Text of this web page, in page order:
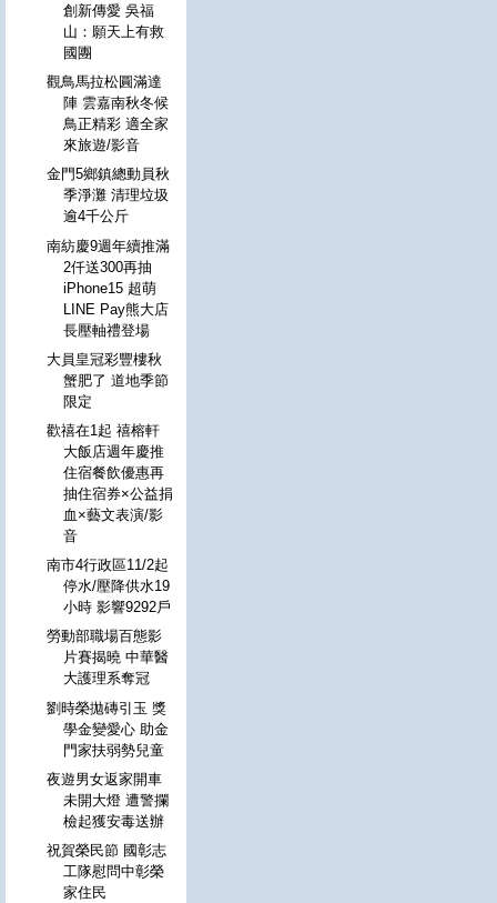
創新傳愛 吳福
山：願天上有救
國團
觀鳥馬拉松圓滿達
陣 雲嘉南秋冬候
鳥正精彩 適全家
來旅遊/影音
金門5鄉鎮總動員秋
季淨灘 清理垃圾
逾4千公斤
南紡慶9週年續推滿
2仟送300再抽
iPhone15 超萌
LINE Pay熊大店
長壓軸禮登場
大員皇冠彩豐樓秋
蟹肥了 道地季節
限定
歡禧在1起 禧榕軒
大飯店週年慶推
住宿餐飲優惠再
抽住宿券×公益捐
血×藝文表演/影
音
南市4行政區11/2起
停水/壓降供水19
小時 影響9292戶
勞動部職場百態影
片賽揭曉 中華醫
大護理系奪冠
劉時榮拋磚引玉 獎
學金變愛心 助金
門家扶弱勢兒童
夜遊男女返家開車
未開大燈 遭警攔
檢起獲安毒送辦
祝賀榮民節 國彰志
工隊慰問中彰榮
家住民